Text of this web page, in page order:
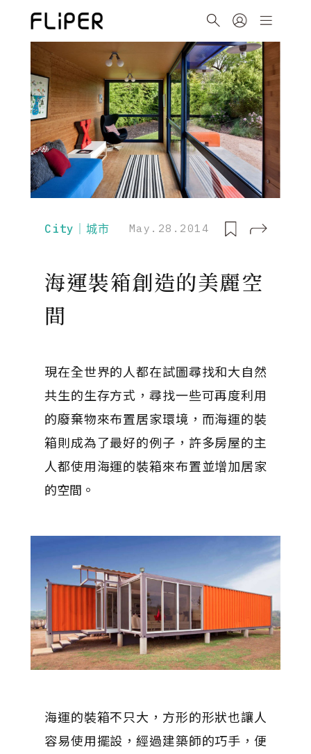
City｜城市 May.28.2014
海運裝箱創造的美麗空
間
現在全世界的人都在試圖尋找和大自然
共生的生存方式，尋找一些可再度利用
的廢棄物來布置居家環境，而海運的裝
箱則成為了最好的例子，許多房屋的主
人都使用海運的裝箱來布置並增加居家
的空間。
海運的裝箱不只大，方形的形狀也讓人
容易使用擺設，經過建築師的巧手，便